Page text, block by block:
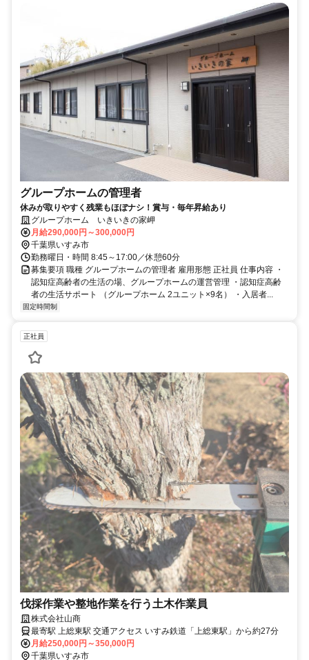
グループホームの管理者
休みが取りやすく残業もほぼナシ！賞与・毎年昇給あり
グループホーム いきいきの家岬
月給290,000円～300,000円
千葉県いすみ市
勤務曜日・時間 8:45～17:00／休憩60分
募集要項 職種 グループホームの管理者 雇用形態 正社員 仕事内容 ・
認知症高齢者の生活の場、グループホームの運営管理 ・認知症高齢
者の生活サポート （グループホーム 2ユニット×9名） ・入居者...
固定時間制
正社員
伐採作業や整地作業を行う土木作業員
株式会社山商
最寄駅 上総東駅 交通アクセス いすみ鉄道「上総東駅」から約27分
月給250,000円～350,000円
千葉県いすみ市